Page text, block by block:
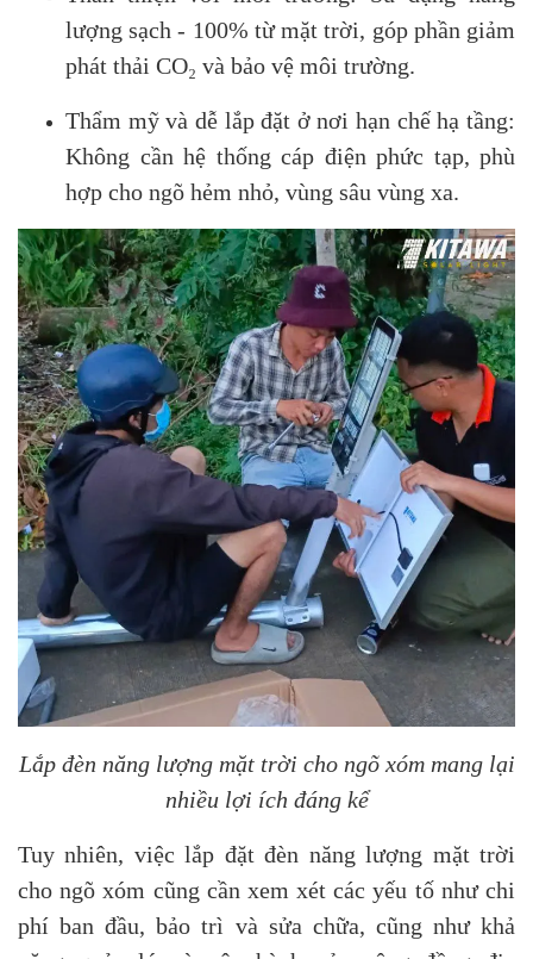
lượng sạch - 100% từ mặt trời, góp phần giảm
phát thải CO₂ và bảo vệ môi trường.
Thẩm mỹ và dễ lắp đặt ở nơi hạn chế hạ tầng:
Không cần hệ thống cáp điện phức tạp, phù
hợp cho ngõ hẻm nhỏ, vùng sâu vùng xa.
Lắp đèn năng lượng mặt trời cho ngõ xóm mang lại
nhiều lợi ích đáng kể
Tuy nhiên, việc lắp đặt đèn năng lượng mặt trời
cho ngõ xóm cũng cần xem xét các yếu tố như chi
phí ban đầu, bảo trì và sửa chữa, cũng như khả